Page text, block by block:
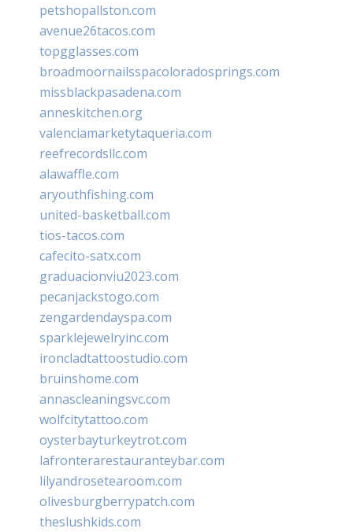
petshopallston.com
avenue26tacos.com
topgglasses.com
broadmoornailsspacoloradosprings.com
missblackpasadena.com
anneskitchen.org
valenciamarketytaqueria.com
reefrecordsllc.com
alawaffle.com
aryouthfishing.com
united-basketball.com
tios-tacos.com
cafecito-satx.com
graduacionviu2023.com
pecanjackstogo.com
zengardendayspa.com
sparklejewelryinc.com
ironcladtattoostudio.com
bruinshome.com
annascleaningsvc.com
wolfcitytattoo.com
oysterbayturkeytrot.com
lafronterarestauranteybar.com
lilyandrosetearoom.com
olivesburgberrypatch.com
theslushkids.com